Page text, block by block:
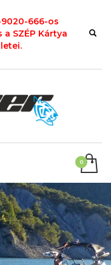
9020-666-os
SZÉP Kártya